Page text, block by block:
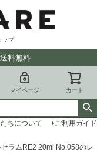
ップ
料無料
マイページ カート
ちについて
ご利用ガイド
ラムRE2 20ml No.058のレ